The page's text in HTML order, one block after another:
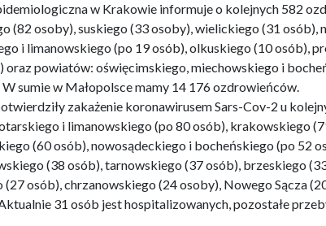
w Krakowie informuje o kolejnych 582
(82 osoby), suskiego (33 osoby), wielickiego (31
i limanowskiego (po 19 osób), olkuskiego (10 osób),
oraz powiatów: oświęcimskiego, miechowskiego i
sumie w Małopolsce mamy 14 176 ozdrowieńców.
zakażenie koronawirusem Sars-Cov-2 u
i limanowskiego (po 80 osób), krakowskiego
(60 osób), nowosądeckiego i bocheńskiego (po 52
(38 osób), tarnowskiego (37 osób), brzeskiego
osób), chrzanowskiego (24 osoby), Nowego Sącza
31 osób jest hospitalizowanych, pozostałe